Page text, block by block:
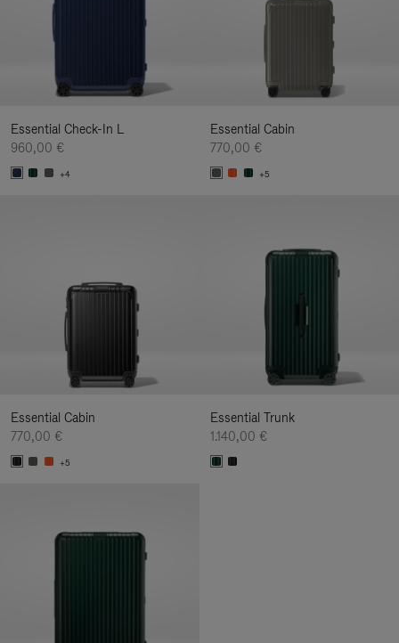
Essential Check-In L
960,00 €
+4
Essential Cabin
770,00 €
+5
Essential Cabin
770,00 €
+5
Essential Trunk
1.140,00 €